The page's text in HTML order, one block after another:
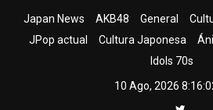
Japan News AKB48 General
JPop actual
Cultura Japonesa
Idols 70s
10 Ago, 2026